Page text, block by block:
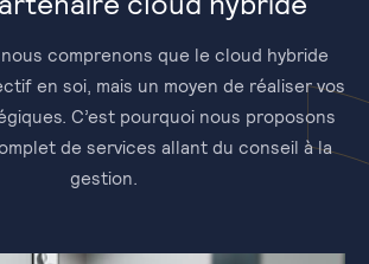
nous comprenons que le cloud hybride
en soi, mais un moyen de réaliser vos
C’est pourquoi nous proposons
de services allant du conseil à la
gestion.